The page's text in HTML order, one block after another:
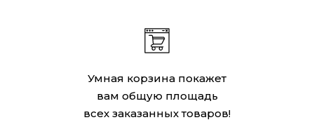
Умная корзина покажет
вам общую площадь
всех заказанных товаров!